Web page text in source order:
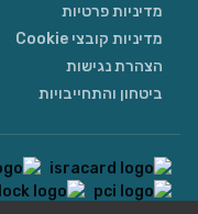
מדיניות פרטיות
מדיניות קובצי Cookie
הצהרת נגישות
ביטחון והתחייבויות